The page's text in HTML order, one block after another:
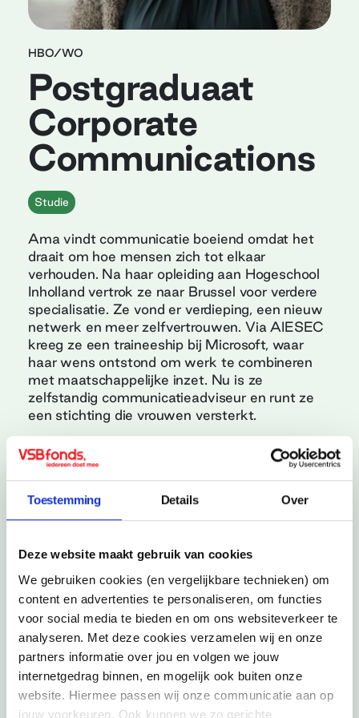
Toestemming Details Over
Deze website maakt gebruik van cookies
We gebruiken cookies (en vergelijkbare technieken) om
content en advertenties te personaliseren, om functies
voor social media te bieden en om ons websiteverkeer te
analyseren. Met deze cookies verzamelen wij en onze
partners informatie over jou en volgen we jouw
internetgedrag binnen, en mogelijk ook buiten onze
website. Hiermee passen wij onze communicatie aan op
jouw voorkeuren. Ook kunnen we zo gerichte
HBO/WO
Postgraduaat
Corporate
Communications
Studie
Ama vindt communicatie boeiend omdat het
draait om hoe mensen zich tot elkaar
verhouden. Na haar opleiding aan Hogeschool
Inholland vertrok ze naar Brussel voor verdere
specialisatie. Ze vond er verdieping, een nieuw
netwerk en meer zelfvertrouwen. Via AIESEC
kreeg ze een traineeship bij Microsoft, waar
haar wens ontstond om werk te combineren
met maatschappelijke inzet. Nu is ze
zelfstandig communicatieadviseur en runt ze
een stichting die vrouwen versterkt.
Land, stad
Communications
Jaar
2003
Schrijf je in voor onze
nieuwsbrief